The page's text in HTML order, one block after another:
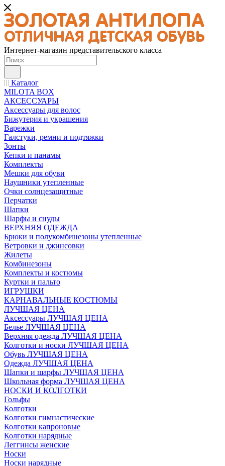
Интернет-магазин представительского класса
Каталог
MILOTA BOX
АКСЕССУАРЫ
Аксессуары для волос
Бижутерия и украшения
Варежки
Галстуки, ремни и подтяжки
Зонты
Кепки и панамы
Комплекты
Мешки для обуви
Наушники утепленные
Очки солнцезащитные
Перчатки
Шапки
Шарфы и снуды
ВЕРХНЯЯ ОДЕЖДА
Брюки и полукомбинезоны утепленные
Ветровки и джинсовки
Жилеты
Комбинезоны
Комплекты и костюмы
Куртки и пальто
ИГРУШКИ
КАРНАВАЛЬНЫЕ КОСТЮМЫ
ЛУЧШАЯ ЦЕНА
Аксессуары ЛУЧШАЯ ЦЕНА
Белье ЛУЧШАЯ ЦЕНА
Верхняя одежда ЛУЧШАЯ ЦЕНА
Колготки и носки ЛУЧШАЯ ЦЕНА
Обувь ЛУЧШАЯ ЦЕНА
Одежда ЛУЧШАЯ ЦЕНА
Шапки и шарфы ЛУЧШАЯ ЦЕНА
Школьная форма ЛУЧШАЯ ЦЕНА
НОСКИ И КОЛГОТКИ
Гольфы
Колготки
Колготки гимнастические
Колготки капроновые
Колготки нарядные
Леггинсы женские
Носки
Носки нарядные